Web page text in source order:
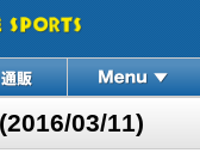
03/11)